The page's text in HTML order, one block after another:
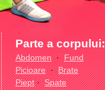
Parte a corpului:
Abdomen·Fund
Picioare·Brate
Piept·Spate